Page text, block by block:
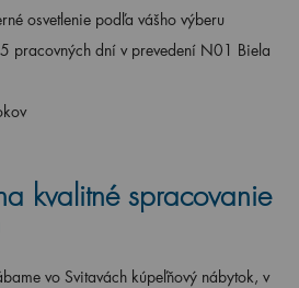
osvetlenie podľa vášho výberu
pracovných dní v prevedení N01 Biela
kvalitné spracovanie
vo Svitavách kúpeľňový nábytok, v